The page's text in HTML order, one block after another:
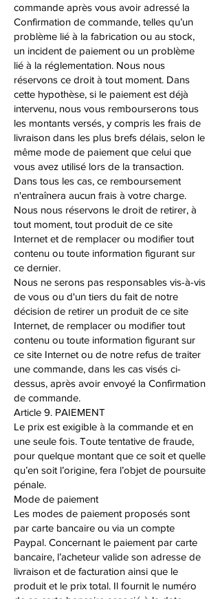
commande après vous avoir adressé la
Confirmation de commande, telles qu’un
problème lié à la fabrication ou au stock,
un incident de paiement ou un problème
lié à la réglementation. Nous nous
réservons ce droit à tout moment. Dans
cette hypothèse, si le paiement est déjà
intervenu, nous vous rembourserons tous
les montants versés, y compris les frais de
livraison dans les plus brefs délais, selon le
même mode de paiement que celui que
vous avez utilisé lors de la transaction.
Dans tous les cas, ce remboursement
n'entraînera aucun frais à votre charge.
Nous nous réservons le droit de retirer, à
tout moment, tout produit de ce site
Internet et de remplacer ou modifier tout
contenu ou toute information figurant sur
ce dernier.
Nous ne serons pas responsables vis-à-vis
de vous ou d'un tiers du fait de notre
décision de retirer un produit de ce site
Internet, de remplacer ou modifier tout
contenu ou toute information figurant sur
ce site Internet ou de notre refus de traiter
une commande, dans les cas visés ci-
dessus, après avoir envoyé la Confirmation
de commande.
Article 9. PAIEMENT
Le prix est exigible à la commande et en
une seule fois. Toute tentative de fraude,
pour quelque montant que ce soit et quelle
qu’en soit l’origine, fera l’objet de poursuite
pénale.
Mode de paiement
Les modes de paiement proposés sont
par carte bancaire ou via un compte
Paypal. Concernant le paiement par carte
bancaire, l’acheteur valide son adresse de
livraison et de facturation ainsi que le
produit et le prix total. Il fournit le numéro